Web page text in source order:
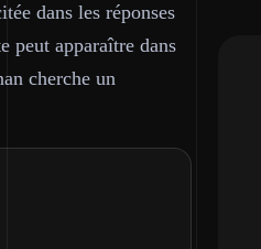
dans les réponses
peut apparaître dans
cherche un